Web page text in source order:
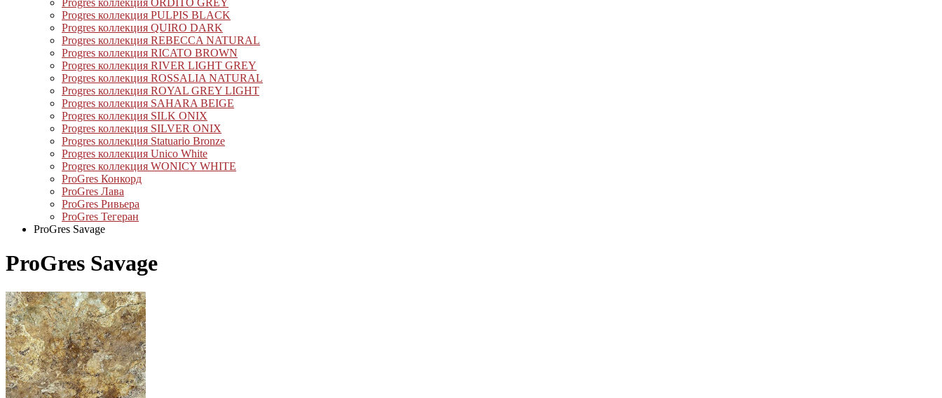
Progres коллекция ORDITO GREY
Progres коллекция PULPIS BLACK
Progres коллекция QUIRO DARK
Progres коллекция REBECCA NATURAL
Progres коллекция RICATO BROWN
Progres коллекция RIVER LIGHT GREY
Progres коллекция ROSSALIA NATURAL
Progres коллекция ROYAL GREY LIGHT
Progres коллекция SAHARA BEIGE
Progres коллекция SILK ONIX
Progres коллекция SILVER ONIX
Progres коллекция Statuario Bronze
Progres коллекция Unico White
Progres коллекция WONICY WHITE
ProGres Конкорд
ProGres Лава
ProGres Ривьера
ProGres Тегеран
ProGres Savage
ProGres Savage